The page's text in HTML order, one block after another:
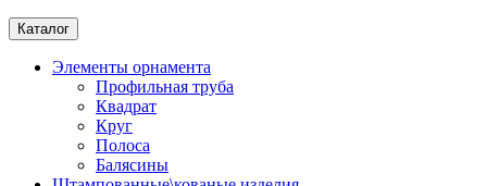
Каталог
Элементы орнамента
Профильная труба
Квадрат
Круг
Полоса
Балясины